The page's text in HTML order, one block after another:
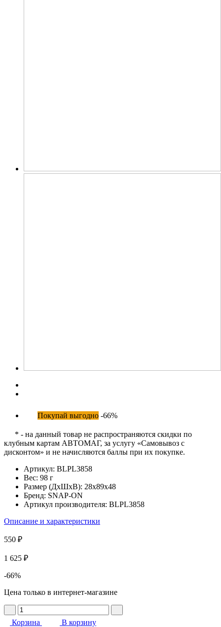
Покупай выгодно -66%
* - на данный товар не распространяются скидки по
клубным картам АВТОМАГ, за услугу «Самовывоз с
дисконтом» и не начисляются баллы при их покупке.
Артикул: BLPL3858
Вес: 98 г
Размер (ДхШхВ): 28x89x48
Бренд: SNAP-ON
Артикул производителя: BLPL3858
Описание и характеристики
550 ₽
1 625 ₽
-66%
Цена только в интернет-магазине
Корзина
В корзину